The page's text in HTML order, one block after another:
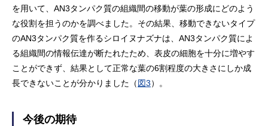
を用いて、AN3タンパク質の組織間の移動が葉の形成にどのよう
な役割を担うのかを調べました。その結果、移動できないタイプ
のAN3タンパク質を作るシロイヌナズナは、AN3タンパク質によ
る組織間の情報伝達が断たれたため、表皮の細胞を十分に増やす
ことができず、結果として正常な葉の6割程度の大きさにしか成
長できないことが分かりました（図3）。
今後の期待